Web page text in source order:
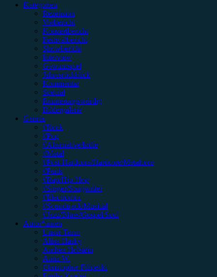
Kategorien
Rezension
Vorbericht
Konzertbericht
Festivalbericht
Showbericht
Interview
Gewinnspiel
Jahresrückblick
Kommentar
Special
Erinnerungswürdig
Bildergalerie
Genres
#Rock
#Pop
#Alternative/Indie
#Metal
#Post-Hardcore/Hardcore/Metalcore
#Punk
#Rap/Hip-Hop
#Singer/Songwriter
#Electronica
#Soundtrack/Musical
#Jazz/Blues/Gospel/Soul
Autor*innen
Unser Team
Alina Hasky
Andrea Holstein
Anna W.
Christopher Filipecki